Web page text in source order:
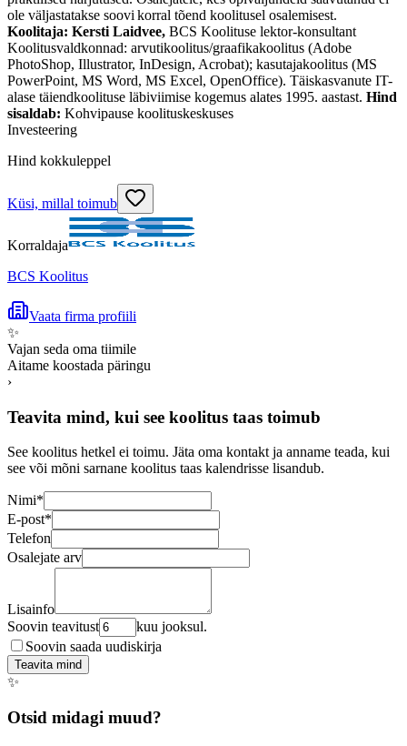
ole väljastatakse soovi korral tõend koolitusel osalemisest.
Koolitaja: Kersti Laidvee, BCS Koolituse lektor-konsultant
Koolitusvaldkonnad: arvutikoolitus/graafikakoolitus (Adobe
PhotoShop, Illustrator, InDesign, Acrobat); kasutajakoolitus (MS
PowerPoint, MS Word, MS Excel, OpenOffice). Täiskasvanute IT-
alase täiendkoolituse läbiviimise kogemus alates 1995. aastast. Hind
sisaldab: Kohvipause koolituskeskuses
Investeering
Hind kokkuleppel
Küsi, millal toimub
Korraldaja
BCS Koolitus
Vaata firma profiili
✨
Vajan seda oma tiimile
Aitame koostada päringu
›
Teavita mind, kui see koolitus taas toimub
See koolitus hetkel ei toimu. Jäta oma kontakt ja anname teada, kui
see või mõni sarnane koolitus taas kalendrisse lisandub.
Nimi*
E-post*
Telefon
Osalejate arv
Lisainfo
Soovin teavitust
kuu jooksul.
Soovin saada uudiskirja
Teavita mind
✨
Otsid midagi muud?